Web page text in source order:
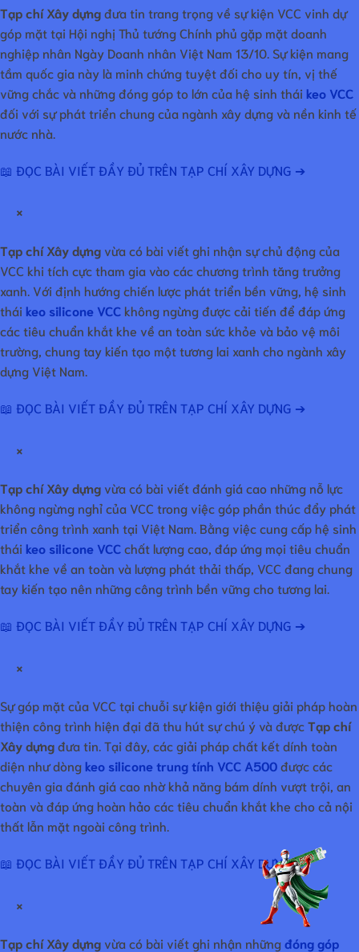
Tạp chí Xây dựngđưa tin trang trọng về sự kiện VCC vinh dự
góp mặt tại Hội nghị Thủ tướng Chính phủ gặp mặt doanh
nghiệp nhân Ngày Doanh nhân Việt Nam 13/10. Sự kiện mang
tầm quốc gia này là minh chứng tuyệt đối cho uy tín, vị thế
vững chắc và những đóng góp to lớn của hệ sinh thái keo VCC
đối với sự phát triển chung của ngành xây dựng và nền kinh tế
nước nhà.
📖 ĐỌC BÀI VIẾT ĐẦY ĐỦ TRÊN TẠP CHÍ XÂY DỰNG ➔
×
Tạp chí Xây dựngvừa có bài viết ghi nhận sự chủ động của
VCC khi tích cực tham gia vào các chương trình tăng trưởng
xanh. Với định hướng chiến lược phát triển bền vững, hệ sinh
thái keo silicone VCC không ngừng được cải tiến để đáp ứng
các tiêu chuẩn khắt khe về an toàn sức khỏe và bảo vệ môi
trường, chung tay kiến tạo một tương lai xanh cho ngành xây
dựng Việt Nam.
📖 ĐỌC BÀI VIẾT ĐẦY ĐỦ TRÊN TẠP CHÍ XÂY DỰNG ➔
×
Tạp chí Xây dựngvừa có bài viết đánh giá cao những nỗ lực
không ngừng nghỉ của VCC trong việc góp phần thúc đẩy phát
triển công trình xanh tại Việt Nam. Bằng việc cung cấp hệ sinh
thái keo silicone VCC chất lượng cao, đáp ứng mọi tiêu chuẩn
khắt khe về an toàn và lượng phát thải thấp, VCC đang chung
tay kiến tạo nên những công trình bền vững cho tương lai.
📖 ĐỌC BÀI VIẾT ĐẦY ĐỦ TRÊN TẠP CHÍ XÂY DỰNG ➔
×
Sự góp mặt của VCC tại chuỗi sự kiện giới thiệu giải pháp hoàn
thiện công trình hiện đại đã thu hút sự chú ý và đượcTạp chí
Xây dựngđưa tin. Tại đây, các giải pháp chất kết dính toàn
diện như dòng keo silicone trung tính VCC A500được các
chuyên gia đánh giá cao nhờ khả năng bám dính vượt trội, an
toàn và đáp ứng hoàn hảo các tiêu chuẩn khắt khe cho cả nội
thất lẫn mặt ngoài công trình.
📖 ĐỌC BÀI VIẾT ĐẦY ĐỦ TRÊN TẠP CHÍ XÂY DỰNG ➔
×
Tạp chí Xây dựngvừa có bài viết ghi nhận nhữngđóng góp